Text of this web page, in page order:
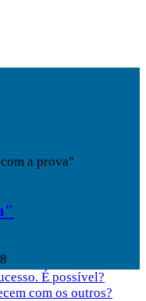
a prova"
É possível?
com os outros?